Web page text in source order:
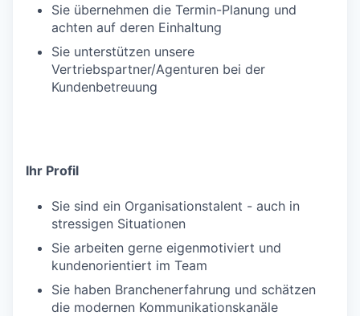
Sie übernehmen die Termin-Planung und
achten auf deren Einhaltung
Sie unterstützen unsere
Vertriebspartner/Agenturen bei der
Kundenbetreuung
Ihr Profil
Sie sind ein Organisationstalent - auch in
stressigen Situationen
Sie arbeiten gerne eigenmotiviert und
kundenorientiert im Team
Sie haben Branchenerfahrung und schätzen
die modernen Kommunikationskanäle